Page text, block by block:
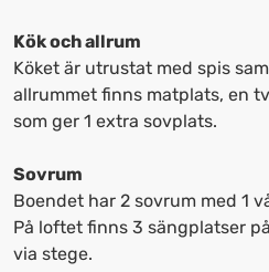
kortkommandon
för
att
ändra
för
att
Kök och allrum
Köket är utrustat med spis
allrummet finns matplats, en
som ger 1 extra sovplats.
Sovrum
Boendet har 2 sovrum med 1
På loftet finns 3 sängplatser
via stege.